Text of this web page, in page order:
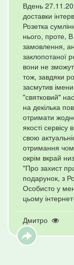
Вдень
доставки
Розетка
нього, проте,
замовлення,
заклопотаної
вони не
тож, завдяки
засмутив
"святковий"
на декілька
отримати
якості сервісу
свою
отримання
окрім вкрай
"Про захист
подарунок, з
Особисто у
цьому
Дмитро